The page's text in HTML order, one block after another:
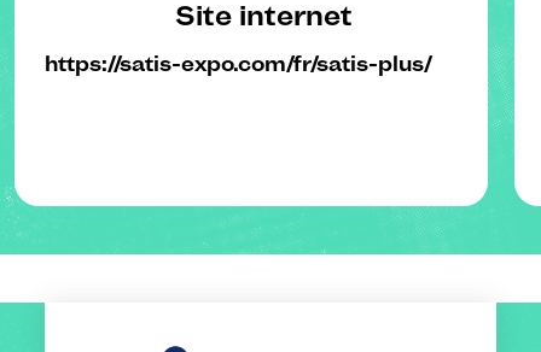
Site internet
https://satis-expo.com/fr/satis-plus/